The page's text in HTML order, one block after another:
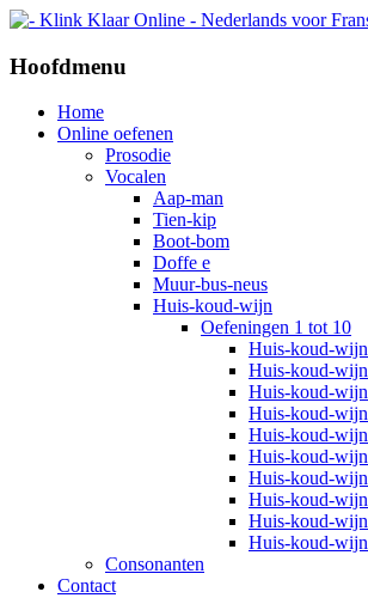
Hoofdmenu
Home
Online oefenen
Prosodie
Vocalen
Aap-man
Tien-kip
Boot-bom
Doffe e
Muur-bus-neus
Huis-koud-wijn
Oefeningen 1 tot 10
Huis-koud-
Huis-koud-
Huis-koud-
Huis-koud-
Huis-koud-
Huis-koud-
Huis-koud-
Huis-koud-
Huis-koud-
Huis-koud-
Consonanten
Contact